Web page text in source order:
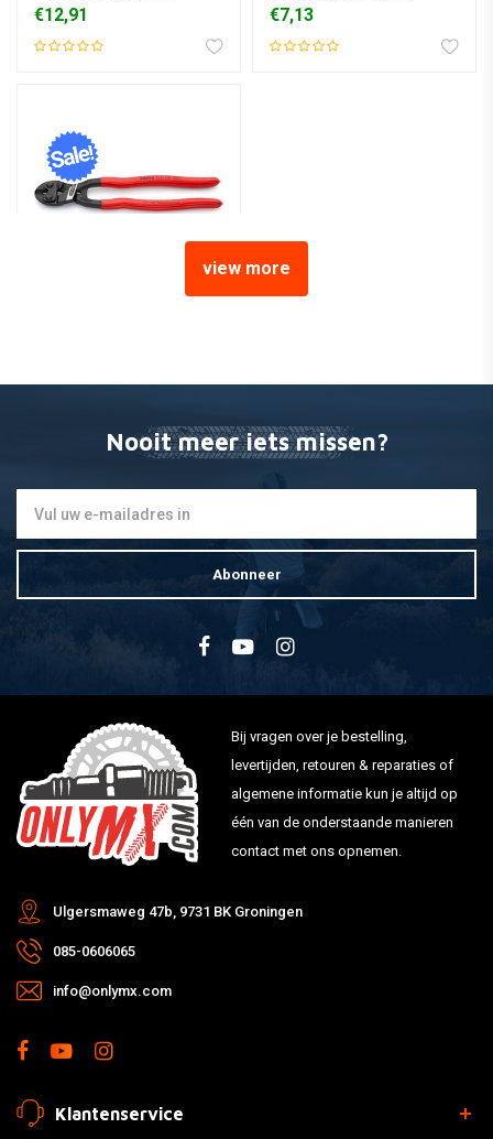
€12,91 €7,13
view more
Nooit meer iets missen?
Abonneer
Bij vragen over je bestelling,
levertijden, retouren & reparaties of
algemene informatie kun je altijd op
één van de onderstaande manieren
contact met ons opnemen.
Ulgersmaweg 47b, 9731 BK Groningen
085-0606065
info@onlymx.com
Klantenservice